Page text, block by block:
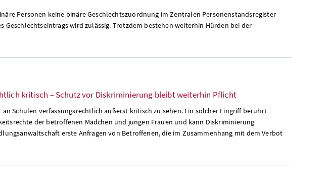
Personen keine binäre Geschlechtszuordnung im Zentralen Personenstandsregister
Geschlechtseintrags wird zulässig. Trotzdem bestehen weiterhin Hürden bei der
kritisch – Schutz vor Diskriminierung bleibt weiterhin Pflicht
Schulen verfassungsrechtlich äußerst kritisch zu sehen. Ein solcher Eingriff berührt
der betroffenen Mädchen und jungen Frauen und kann Diskriminierung
erste Anfragen von Betroffenen, die im Zusammenhang mit dem Verbot